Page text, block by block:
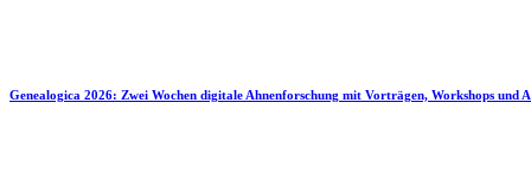
Genealogica 2026: Zwei Wochen digitale Ahnenforschung mit Vorträgen, Workshops und